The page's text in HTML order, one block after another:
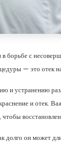
борьбе с
— это отек
и устранению
и отек.
чтобы
долго он может